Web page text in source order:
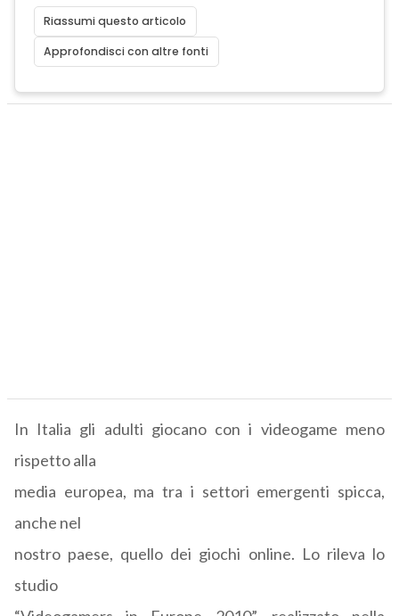
Riassumi questo articolo
Approfondisci con altre fonti
In Italia gli adulti giocano con i videogame meno
rispetto alla
media europea, ma tra i settori emergenti spicca,
anche nel
nostro paese, quello dei giochi online. Lo rileva lo
studio